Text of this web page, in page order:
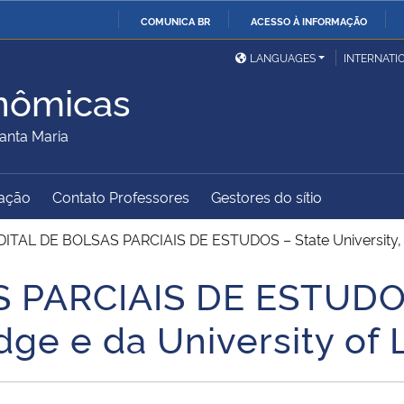
COMUNICA BR ACESSO À INFORMAÇÃO
Ministério da Defesa
Ministério das Relações
Exteriores
Ministério da Cidadania
Ministério do
Desenvolvimento Regional
Controladoria-Geral da
União
Advocacia-Geral da União Banco Central do Brasil
LANGUAGES
Maria
Contato Professores Gestores do sítio
DE BOLSAS PARCIAIS DE ESTUDOS – State
PARCIAIS DE
e da University of